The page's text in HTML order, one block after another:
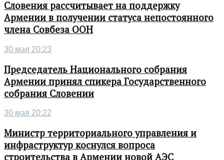
Словения рассчитывает на поддержку
Армении в получении статуса непостоянного
члена Совбеза ООН
30 мая 20:23
Председатель Национального собрания
Армении принял спикера Государственного
собрания Словении
30 мая 20:22
Министр территориального управления и
инфраструктур коснулся вопроса
строительства в Армении новой АЭС